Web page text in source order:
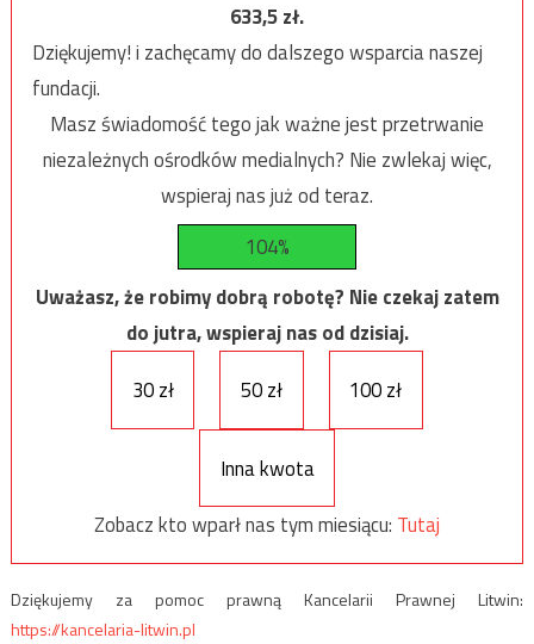
633,5zł.
Dziękujemy! i zachęcamy do dalszego wsparcia naszej
fundacji.
Masz świadomość tego jak ważne jest przetrwanie
niezależnych ośrodków medialnych? Nie zwlekaj więc,
wspieraj nas już od teraz.
104%
Uważasz, że robimy dobrą robotę? Nie czekaj zatem
do jutra, wspieraj nas od dzisiaj.
30 zł
50 zł 100 zł
Inna kwota
Zobacz kto wparł nas tym miesiącu: Tutaj
Dziękujemy za pomoc prawną Kancelarii Prawnej Litwin:
https://kancelaria-litwin.pl